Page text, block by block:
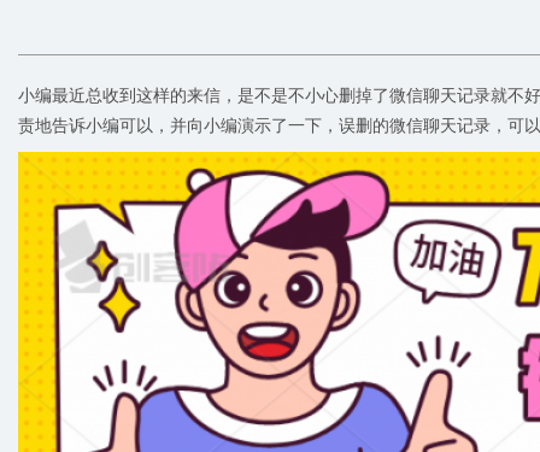
小编最近总收到这样的来信，是不是不小心删掉了微信聊天记录就不
责地告诉小编可以，并向小编演示了一下，误删的微信聊天记录，可